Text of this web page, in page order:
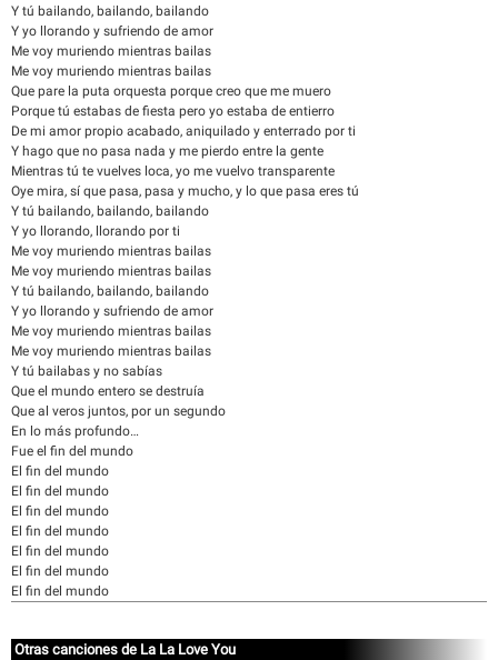
Y tú bailando, bailando, bailando
Y yo llorando y sufriendo de amor
Me voy muriendo mientras bailas
Me voy muriendo mientras bailas
Que pare la puta orquesta porque creo que me muero
Porque tú estabas de fiesta pero yo estaba de entierro
De mi amor propio acabado, aniquilado y enterrado por ti
Y hago que no pasa nada y me pierdo entre la gente
Mientras tú te vuelves loca, yo me vuelvo transparente
Oye mira, sí que pasa, pasa y mucho, y lo que pasa eres tú
Y tú bailando, bailando, bailando
Y yo llorando, llorando por ti
Me voy muriendo mientras bailas
Me voy muriendo mientras bailas
Y tú bailando, bailando, bailando
Y yo llorando y sufriendo de amor
Me voy muriendo mientras bailas
Me voy muriendo mientras bailas
Y tú bailabas y no sabías
Que el mundo entero se destruía
Que al veros juntos, por un segundo
En lo más profundo…
Fue el fin del mundo
El fin del mundo
El fin del mundo
El fin del mundo
El fin del mundo
El fin del mundo
El fin del mundo
El fin del mundo
Otras canciones de La La Love You